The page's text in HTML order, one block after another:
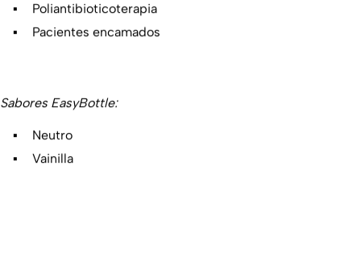
Poliantibioticoterapia
Pacientes encamados
Sabores EasyBottle:
Neutro
Vainilla